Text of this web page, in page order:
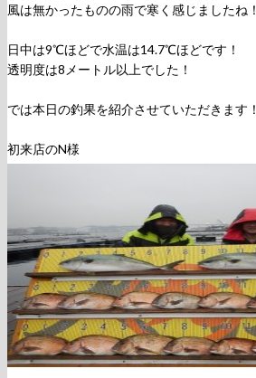
風は無かったものの雨で寒く感じましたね！
日中は9℃ほどで水温は14.7℃ほどです！
透明度は8メートル以上でした！
では本日の釣果を紹介させていただきます！
初来店のN様